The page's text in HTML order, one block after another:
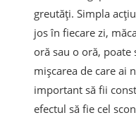
greutăți. Simpla
jos în fiecare zi,
oră sau o oră, poate
mișcarea de care ai
important să fii
efectul să fie cel